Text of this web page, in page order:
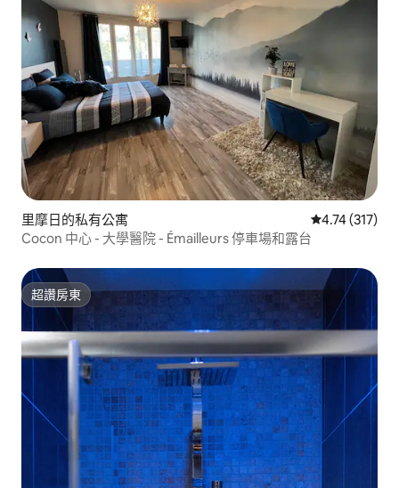
里摩日的私有公寓 從 317 則評價
4.74 (317)
Cocon 中心 - 大學醫院 - Émailleurs 停車場和露台
超讚房東
超讚房東